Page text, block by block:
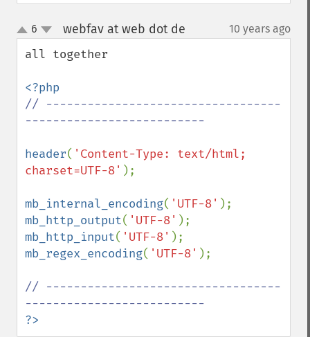
up
down
6 webfav at web dot de 10 years ago
all together
// ----------------------------------
--------------------------
header( 'Content-Type: text/html;
charset=UTF-8' );
mb_internal_encoding( 'UTF-8'
mb_http_output( 'UTF-8'
mb_http_input( 'UTF-8'
mb_regex_encoding( 'UTF-8' );
// ----------------------------------
?>